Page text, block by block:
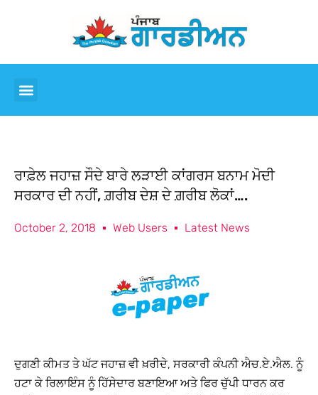
ਰਾਫ਼ੇਲ ਜਹਾਜ਼ ਸੌਦੇ ਬਾਰੇ ਲੜਾਈ ਕਾਂਗਰਸ ਬਨਾਮ ਮੋਦੀ
ਸਰਕਾਰ ਦੀ ਨਹੀਂ, ਗ਼ਰੀਬ ਦੇਸ਼ ਦੇ ਗ਼ਰੀਬ ਲੋਕਾਂ….
October 2, 2018 Web Users Latest News
ਦੁਗਣੀ ਕੀਮਤ ਤੇ ਘੱਟ ਜਹਾਜ਼ ਵੀ ਖ਼ਰੀਦੇ, ਸਰਕਾਰੀ ਕੰਪਨੀ ਐਚ.ਏ.ਐਲ. ਨੂੰ
ਹਟਾ ਕੇ ਰਿਲਾਇੰਸ ਨੂੰ ਹਿੱਸੇਦਾਰ ਬਣਾਇਆ ਅਤੇ ਫਿਰ ਚੁੱਪੀ ਧਾਰਨ ਕਰ